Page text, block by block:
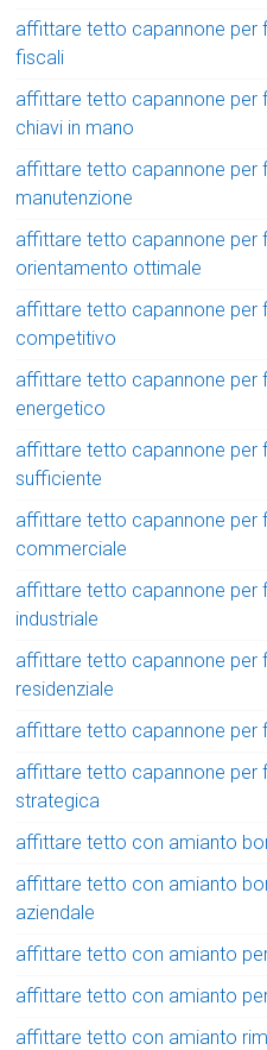
affittare tetto capannone
fiscali
affittare tetto capannone per
chiavi in mano
affittare tetto capannone
manutenzione
affittare tetto capannone
orientamento ottimale
affittare tetto capannone
competitivo
affittare tetto capannone
energetico
affittare tetto capannone
sufficiente
affittare tetto capannone per
commerciale
affittare tetto capannone per
industriale
affittare tetto capannone per
residenziale
affittare tetto capannone per
affittare tetto capannone per
strategica
affittare tetto con amianto
affittare tetto con amianto
aziendale
affittare tetto con amianto
affittare tetto con amianto
affittare tetto con amianto